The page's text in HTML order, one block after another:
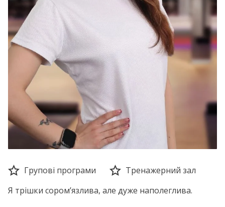
Групові програми
Тренажерний зал
Я трішки сором’язлива, але дуже наполеглива.